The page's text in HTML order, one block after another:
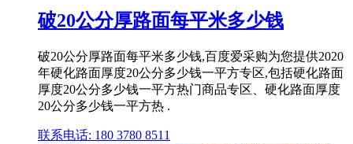
破20公分厚路面每平米多少钱
破20公分厚路面每平米多少钱,百度爱采购为您提供2020
年硬化路面厚度20公分多少钱一平方专区,包括硬化路面
厚度20公分多少钱一平方热门商品专区、硬化路面厚度
20公分多少钱一平方热 .
联系电话: 180 3780 8511